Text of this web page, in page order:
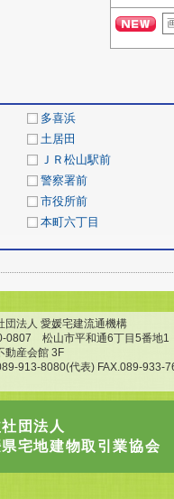
多喜浜
土居田
ＪＲ松山駅前
警察署前
市役所前
本町六丁目
団法人 愛媛宅建流通機構
0807 松山市平和通6丁目5番地1
動産会館 3F
913-8080(代表) FAX.089-933-
団法人
宅地建物取引業協会